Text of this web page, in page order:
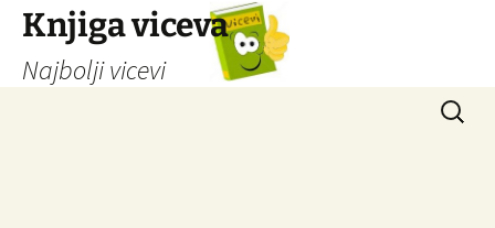
Knjiga viceva
Najbolji vicevi